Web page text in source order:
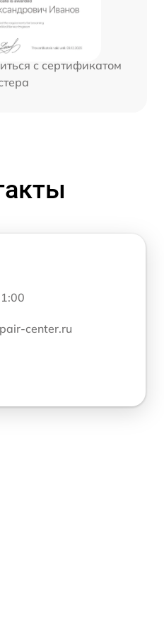
с сертификатом
center.ru